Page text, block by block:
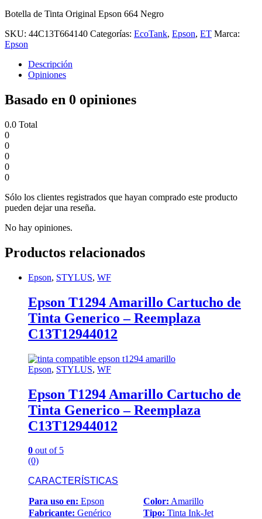
Botella de Tinta Original Epson 664 Negro
SKU: 44C13T664140 Categorías: EcoTank, Epson, ET Marca:
Epson
Descripción
Opiniones
Basado en 0 opiniones
0.0 Total
0
0
0
0
0
Sólo los clientes registrados que hayan comprado este producto
pueden dejar una reseña.
No hay opiniones.
Productos relacionados
Epson, STYLUS, WF
Epson T1294 Amarillo Cartucho de
Tinta Generico – Reemplaza
C13T12944012
Epson, STYLUS, WF
Epson T1294 Amarillo Cartucho de
Tinta Generico – Reemplaza
C13T12944012
0 out of 5
(0)
CARACTERÍSTICAS
Para uso en: Epson Color: Amarillo
Fabricante: Genérico Tipo: Tinta Ink-Jet